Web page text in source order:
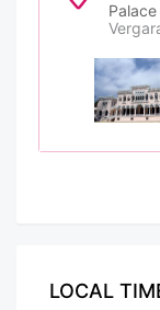
LOCAL